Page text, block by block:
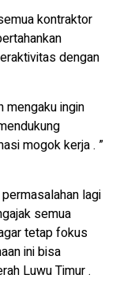
kontraktor
dengan
mengaku ingin
mogok kerja . ”
lagi
semua
tetap fokus
ini bisa
Luwu Timur .